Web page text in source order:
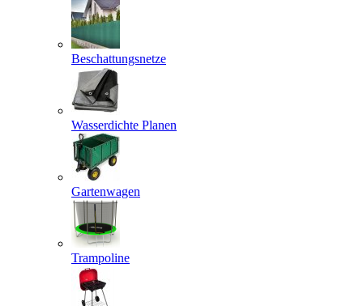
Beschattungsnetze
Wasserdichte Planen
Gartenwagen
Trampoline